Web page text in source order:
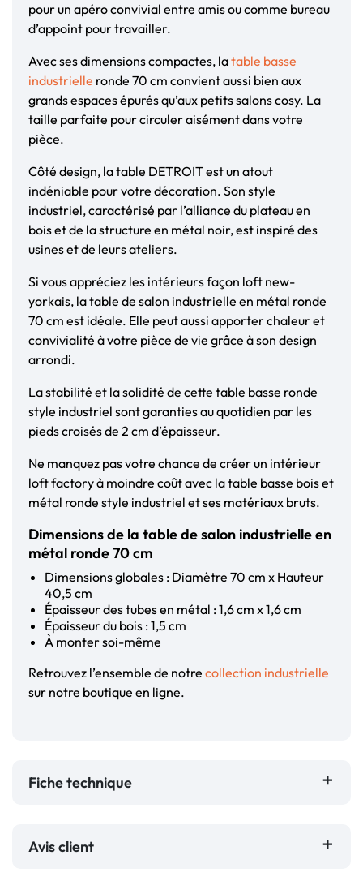
pour un apéro convivial entre amis ou comme bureau
d’appoint pour travailler.
Avec ses dimensions compactes, latable basse
industrielle ronde 70 cm convient aussi bien aux
grands espaces épurés qu’aux petits salons cosy. La
taille parfaite pour circuler aisément dans votre
pièce.
Côté design, la table DETROIT est un atout
indéniable pour votre décoration. Son style
industriel, caractérisé par l’alliance du plateau en
bois et de la structure en métal noir, est inspiré des
usines et de leurs ateliers.
Si vous appréciez les intérieurs façon loft new-
yorkais, la table de salon industrielle en métal ronde
70 cm est idéale. Elle peut aussi apporter chaleur et
convivialité à votre pièce de vie grâce à son design
arrondi.
La stabilité et la solidité de cette table basse ronde
style industriel sont garanties au quotidien par les
pieds croisés de 2 cm d’épaisseur.
Ne manquez pas votre chance de créer un intérieur
loft factory à moindre coût avec la table basse bois et
métal ronde style industriel et ses matériaux bruts.
Dimensions de la table de salon industrielle en
métal ronde 70 cm
Dimensions globales : Diamètre 70 cm x Hauteur
40,5 cm
Épaisseur des tubes en métal : 1,6 cm x 1,6 cm
Épaisseur du bois : 1,5 cm
À monter soi-même
Retrouvez l’ensemble de notre collection industrielle
sur notre boutique en ligne.
Fiche technique
Avis client